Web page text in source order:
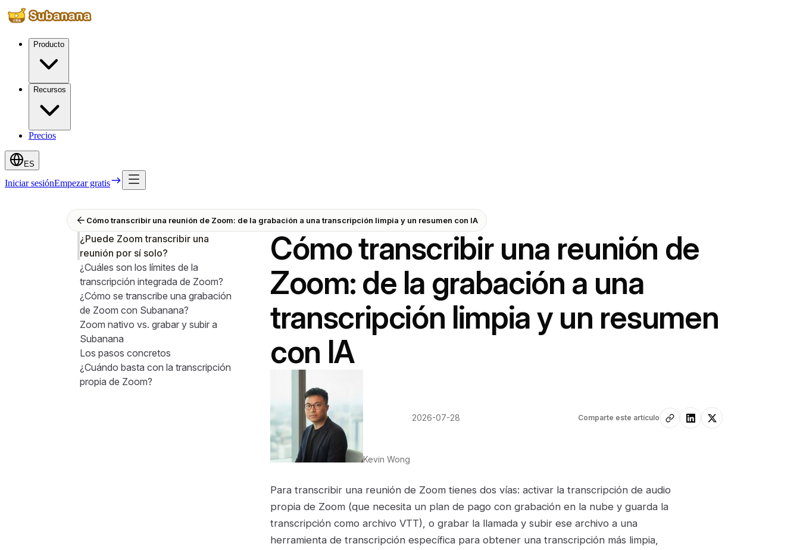
Producto
Recursos
Precios
ES
Iniciar sesiónEmpezar gratis
Cómo transcribir una reunión de Zoom: de la grabación a una transcripción limpia y un resumen con IA
¿Puede Zoom transcribir una
reunión por sí solo?
¿Cuáles son los límites de la
transcripción integrada de Zoom?
¿Cómo se transcribe una grabación
de Zoom con Subanana?
Zoom nativo vs. grabar y subir a
Subanana
Los pasos concretos
¿Cuándo basta con la transcripción
propia de Zoom?
Cómo transcribir una reunión de
Zoom: de la grabación a una
transcripción limpia y un resumen
con IA
Kevin Wong
·2026-07-28 Comparte este artículo
Para transcribir una reunión de Zoom tienes dos vías: activar la transcripción de audio
propia de Zoom (que necesita un plan de pago con grabación en la nube y guarda la
transcripción como archivo VTT), o grabar la llamada y subir ese archivo a una
herramienta de transcripción específica para obtener una transcripción más limpia,